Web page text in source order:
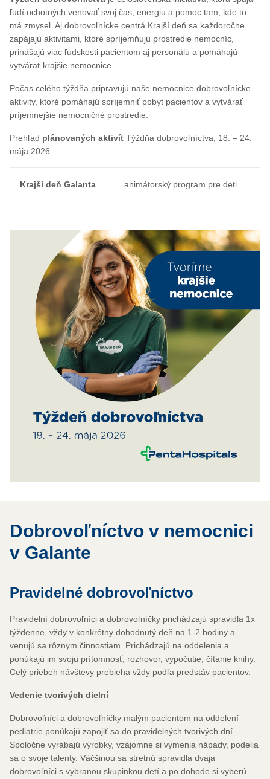
ľudí ochotných venovať svoj čas, energiu a pomoc tam, kde to
má zmysel. Aj dobrovoľnícke centrá Krajší deň sa každoročne
zapájajú aktivitami, ktoré spríjemňujú prostredie nemocníc,
prinášajú viac ľudskosti pacientom aj personálu a pomáhajú
vytvárať krajšie nemocnice.
Počas celého týždňa pripravujú naše nemocnice dobrovoľnícke
aktivity, ktoré pomáhajú spríjemniť pobyt pacientov a vytvárať
príjemnejšie nemocničné prostredie.
Prehľad plánovaných aktivít Týždňa dobrovoľníctva, 18. – 24.
mája 2026:
Krajší deň Galanta animátorský program pre deti
Dobrovoľníctvo v nemocnici
v Galante
Pravidelné dobrovoľníctvo
Pravidelní dobrovoľníci a dobrovoľníčky prichádzajú spravidla 1x
týždenne, vždy v konkrétny dohodnutý deň na 1-2 hodiny a
venujú sa rôznym činnostiam. Prichádzajú na oddelenia a
ponúkajú im svoju prítomnosť, rozhovor, vypočutie, čítanie knihy.
Celý priebeh návštevy prebieha vždy podľa predstáv pacientov.
Vedenie tvorivých dielní
Dobrovoľníci a dobrovoľníčky malým pacientom na oddelení
pediatrie ponúkajú zapojiť sa do pravidelných tvorivých dní.
Spoločne vyrábajú výrobky, vzájomne si vymenia nápady, podelia
sa o svoje talenty. Väčšinou sa stretnú spravidla dvaja
dobrovoľníci s vybranou skupinkou detí a po dohode si vyberú